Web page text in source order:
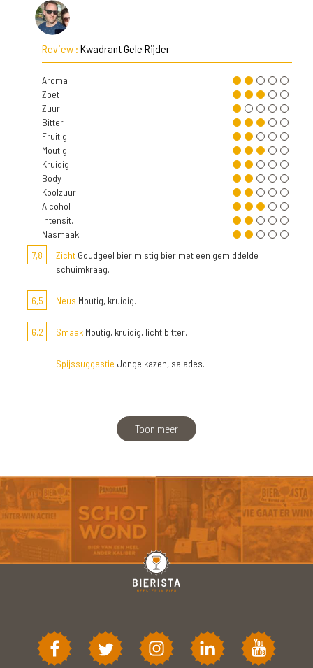
Review : Kwadrant Gele Rijder
Aroma
Zoet
Zuur
Bitter
Fruitig
Moutig
Kruidig
Body
Koolzuur
Alcohol
Intensit.
Nasmaak
7,8
Zicht Goudgeel bier mistig bier met een gemiddelde
schuimkraag.
6,5 Neus Moutig, kruidig.
6,2 Smaak Moutig, kruidig, licht bitter.
Spijssuggestie Jonge kazen, salades.
Toon meer